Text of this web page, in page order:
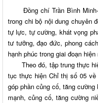
Đồng chí Trần Bình Minh-
trong chi bộ nội dung chuyên
tự lực, tự cường, khát vọng
tư tưởng, đạo đức, phong
hạnh phúc trong giai đoạn hiện
Theo đó, tập trung thực
tục thực hiện Chỉ thị số 05 về
góp phần củng cố, tăng
mạnh, củng cố, tăng cường